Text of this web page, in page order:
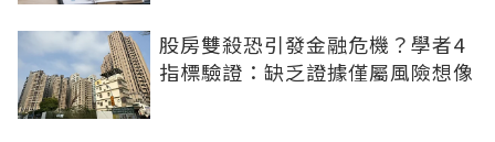
股房雙殺恐引發金融危機？學者4
指標驗證：缺乏證據僅屬風險想像